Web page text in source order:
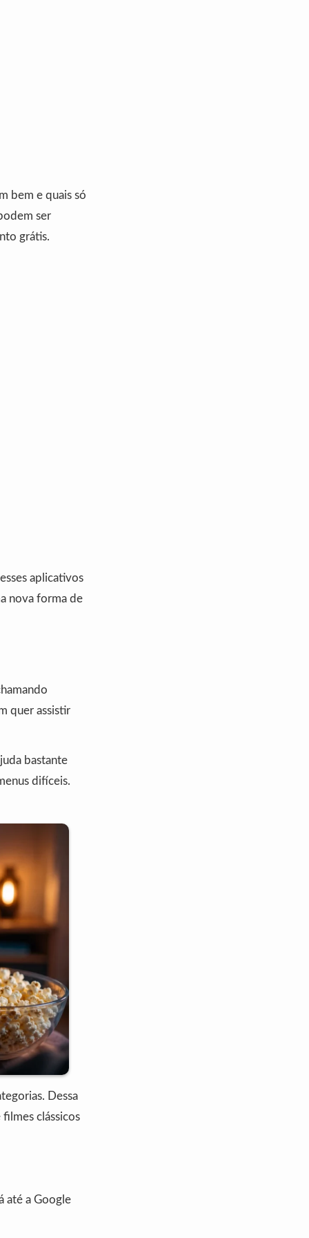
bem e quais só
ser
grátis.
aplicativos
nova forma de
quer assistir
bastante
difíceis.
Dessa
clássicos
até a Google